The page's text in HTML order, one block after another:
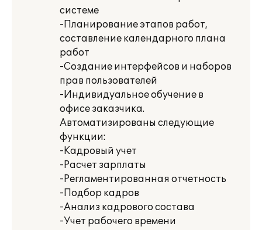
системе
-Планирование этапов работ,
составление календарного плана
работ
-Создание интерфейсов и наборов
прав пользователей
-Индивидуальное обучение в
офисе заказчика.
Автоматизированы следующие
функции:
-Кадровый учет
-Расчет зарплаты
-Регламентированная отчетность
-Подбор кадров
-Анализ кадрового состава
-Учет рабочего времени